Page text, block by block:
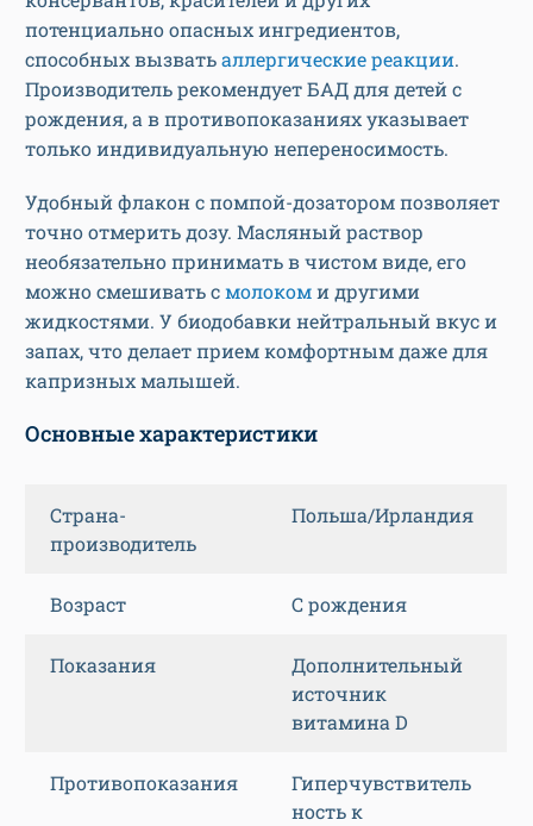
потенциально опасных ингредиентов,
способных вызватьаллергические реакции.
Производитель рекомендует БАД для детей с
рождения, а в противопоказаниях указывает
только индивидуальную непереносимость.
Удобный флакон с помпой-дозатором позволяет
точно отмерить дозу. Масляный раствор
необязательно принимать в чистом виде, его
можно смешивать смолокоми другими
жидкостями. У биодобавки нейтральный вкус и
запах, что делает прием комфортным даже для
капризных малышей.
Основные характеристики
Страна-
производитель
Польша/Ирландия
Возраст С рождения
Показания
Дополнительный
источник
витамина D
Противопоказания
Гиперчувствитель
ность к